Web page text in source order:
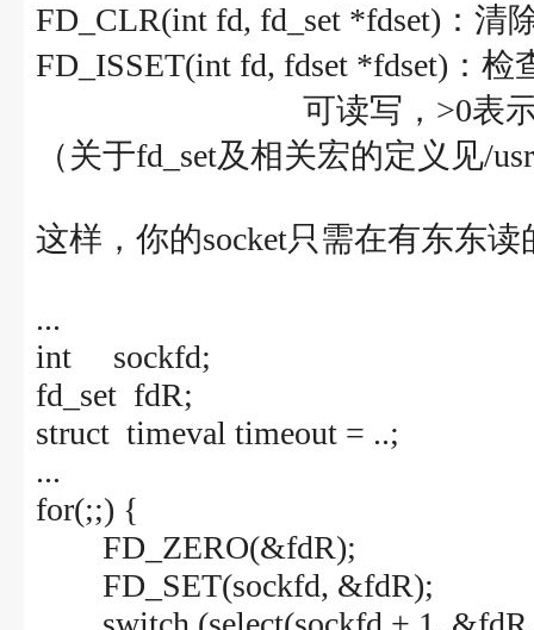
FD_CLR(int fd, fd_set *fdset)：
FD_ISSET(int fd, fdset *fdset)：
可读写，>0表示可
（关于fd_set及相关宏的定义见/
这样，你的socket只需在有东东
...
int sockfd;
fd_set fdR;
struct timeval timeout = ..;
...
for(;;) {
FD_ZERO(&fdR);
FD_SET(sockfd, &fdR);